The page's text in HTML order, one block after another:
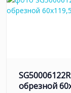
обрезной